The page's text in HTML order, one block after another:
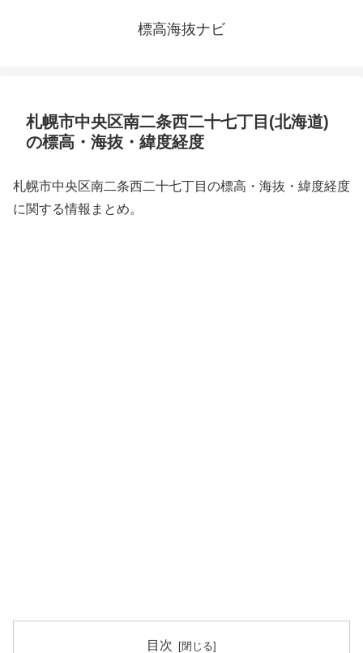
標高海抜ナビ
札幌市中央区南二条西二十七丁目(北海道)
の標高・海抜・緯度経度
札幌市中央区南二条西二十七丁目の標高・海抜・緯度経度
に関する情報まとめ。
目次